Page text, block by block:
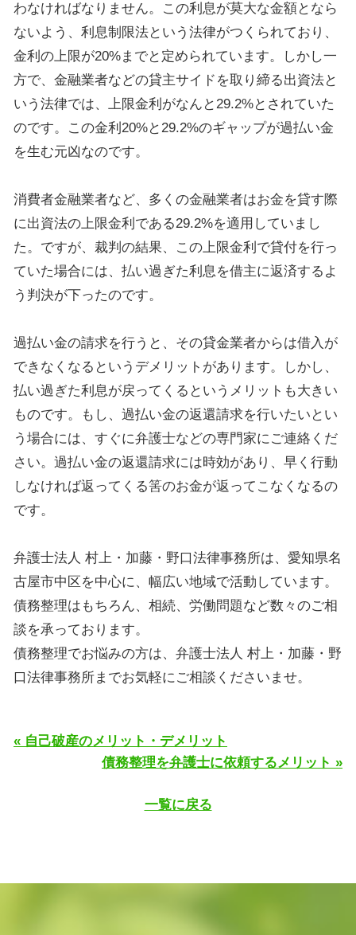
わなければなりません。この利息が莫大な金額となら
ないよう、利息制限法という法律がつくられており、
金利の上限が20%までと定められています。しかし一
方で、金融業者などの貸主サイドを取り締る出資法と
いう法律では、上限金利がなんと29.2%とされていた
のです。この金利20%と29.2%のギャップが過払い金
を生む元凶なのです。
消費者金融業者など、多くの金融業者はお金を貸す際
に出資法の上限金利である29.2%を適用していまし
た。ですが、裁判の結果、この上限金利で貸付を行っ
ていた場合には、払い過ぎた利息を借主に返済するよ
う判決が下ったのです。
過払い金の請求を行うと、その貸金業者からは借入が
できなくなるというデメリットがあります。しかし、
払い過ぎた利息が戻ってくるというメリットも大きい
ものです。もし、過払い金の返還請求を行いたいとい
う場合には、すぐに弁護士などの専門家にご連絡くだ
さい。過払い金の返還請求には時効があり、早く行動
しなければ返ってくる筈のお金が返ってこなくなるの
です。
弁護士法人 村上・加藤・野口法律事務所は、愛知県名
古屋市中区を中心に、幅広い地域で活動しています。
債務整理はもちろん、相続、労働問題など数々のご相
談を承っております。
債務整理でお悩みの方は、弁護士法人 村上・加藤・野
口法律事務所までお気軽にご相談くださいませ。
« 自己破産のメリット・デメリット
債務整理を弁護士に依頼するメリット »
一覧に戻る